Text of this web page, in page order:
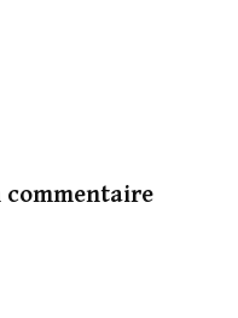
commentaire